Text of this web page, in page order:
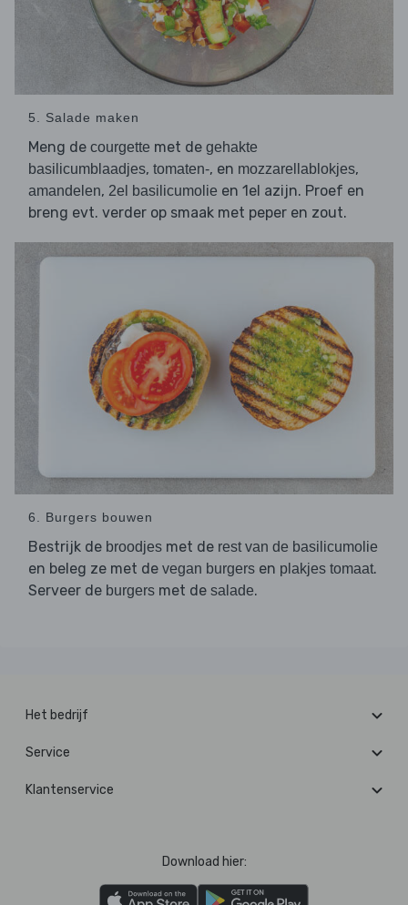
5. Salade maken
Meng de courgette met de gehakte
basilicumblaadjes, tomaten-, en mozzarellablokjes,
amandelen, 2el basilicumolie en 1el azijn. Proef en
breng evt. verder op smaak met peper en zout.
6. Burgers bouwen
Bestrijk de broodjes met de rest van de basilicumolie
en beleg ze met de vegan burgers en plakjes tomaat.
Serveer de burgers met de salade.
Het bedrijf
Service
Klantenservice
Download hier: